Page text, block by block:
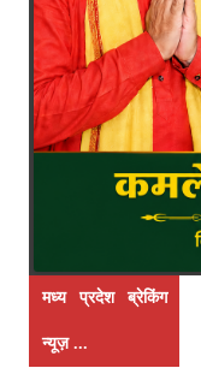
मध्य प्रदेश ब्रेकिंग
न्यूज़ ...